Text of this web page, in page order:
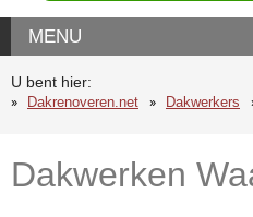
MENU
U bent hier:
Dakrenoveren.net
Dakwerkers
Dakwerken